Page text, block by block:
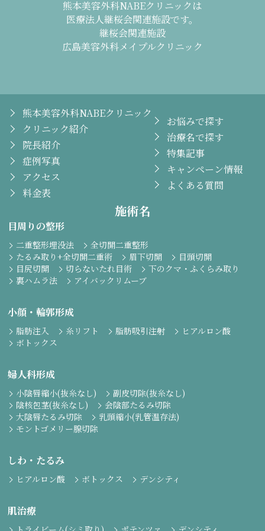
熊本美容外科NABEクリニックは
医療法人継桜会関連施設です。
継桜会関連施設
広島美容外科メイプルクリニック
熊本美容外科NABEクリニック
クリニック紹介
院長紹介
症例写真
アクセス
料金表
お悩みで探す
治療名で探す
特集記事
キャンペーン情報
よくある質問
施術名
目周りの整形
二重整形埋没法
全切開二重整形
たるみ取り+全切開二重術
眉下切開
目頭切開
目尻切開
切らないたれ目術
下のクマ・ふくらみ取り
裏ハムラ法
アイバックリムーブ
小顔・輪郭形成
脂肪注入 糸リフト 脂肪吸引注射
ヒアルロン酸
ボトックス
婦人科形成
小陰唇縮小(抜糸なし)
副皮切除(抜糸なし)
陰核包茎(抜糸なし)
会陰部たるみ切除
大陰唇たるみ切除
乳頭縮小(乳管温存法)
モントゴメリー腺切除
しわ・たるみ
ヒアルロン酸 ボトックス デンシティ
肌治療